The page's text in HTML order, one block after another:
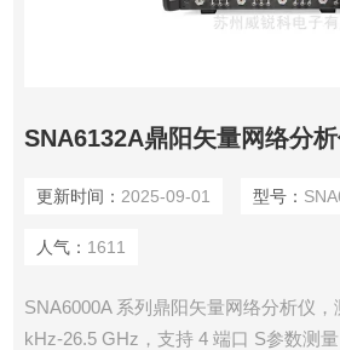
SNA6132A鼎阳矢量网络分
更新时间： 2025-09-01 型号：
人气： 1611
SNA6000A 系列鼎阳矢量网络分析仪
kHz-26.5 GHz，支持 4 端口 S参数测